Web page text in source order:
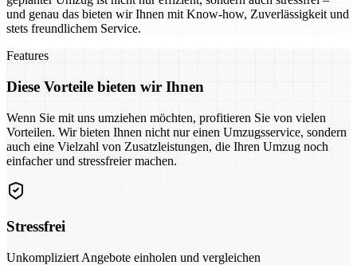
und genau das bieten wir Ihnen mit Know-how, Zuverlässigkeit und
stets freundlichem Service.
Features
Diese Vorteile bieten wir Ihnen
Wenn Sie mit uns umziehen möchten, profitieren Sie von vielen
Vorteilen. Wir bieten Ihnen nicht nur einen Umzugsservice, sondern
auch eine Vielzahl von Zusatzleistungen, die Ihren Umzug noch
einfacher und stressfreier machen.
Stressfrei
Unkompliziert Angebote einholen und vergleichen